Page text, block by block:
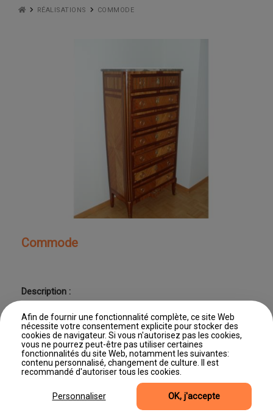
Afin de fournir une fonctionnalité complète, ce site Web
nécessite votre consentement explicite pour stocker des
cookies de navigateur. Si vous n'autorisez pas les cookies,
vous ne pourrez peut-être pas utiliser certaines
fonctionnalités du site Web, notamment les suivantes:
contenu personnalisé, changement de culture. Il est
recommandé d'autoriser tous les cookies.
RÉALISATIONS COMMODE
Commode
Description :
Dernière mise à jour : 11/06/2026 11:46
©2026, Site produit par Editus Luxembourg
Mentions légales
Gestion des cookies